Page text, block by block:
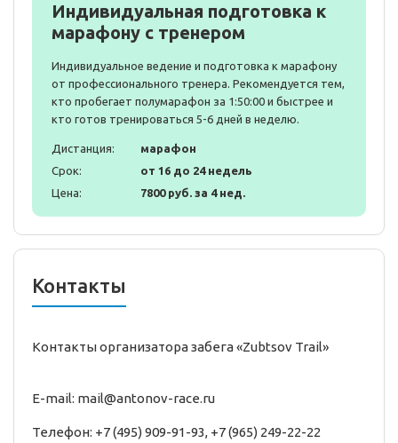
Индивидуальная подготовка к
марафону с тренером
Индивидуальное ведение и подготовка к марафону
от профессионального тренера. Рекомендуется тем,
кто пробегает полумарафон за 1:50:00 и быстрее и
кто готов тренироваться 5-6 дней в неделю.
Дистанция:
марафон
Срок:
от 16 до 24 недель
Цена:
7800 руб. за 4 нед.
Контакты
Контакты организатора забега «Zubtsov Trail»
E-mail: mail@antonov-race.ru
Телефон: +7 (495) 909-91-93, +7 (965) 249-22-22